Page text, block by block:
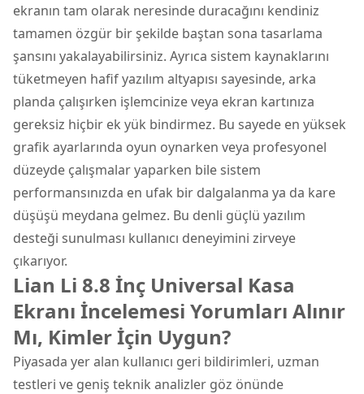
ekranın tam olarak neresinde duracağını kendiniz
tamamen özgür bir şekilde baştan sona tasarlama
şansını yakalayabilirsiniz. Ayrıca sistem kaynaklarını
tüketmeyen hafif yazılım altyapısı sayesinde, arka
planda çalışırken işlemcinize veya ekran kartınıza
gereksiz hiçbir ek yük bindirmez. Bu sayede en yüksek
grafik ayarlarında oyun oynarken veya profesyonel
düzeyde çalışmalar yaparken bile sistem
performansınızda en ufak bir dalgalanma ya da kare
düşüşü meydana gelmez. Bu denli güçlü yazılım
desteği sunulması kullanıcı deneyimini zirveye
çıkarıyor.
Lian Li 8.8 İnç Universal Kasa
Ekranı İncelemesi Yorumları Alınır
Mı, Kimler İçin Uygun?
Piyasada yer alan kullanıcı geri bildirimleri, uzman
testleri ve geniş teknik analizler göz önünde